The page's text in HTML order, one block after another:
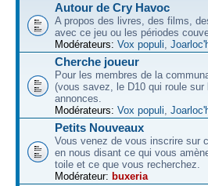
Autour de Cry Havoc
A propos des livres, des films,
avec ce jeu ou les périodes
Modérateurs: Vox populi,
Cherche joueur
Pour les membres de la
(vous savez, le D10 qui roule
annonces.
Modérateurs: Vox populi,
Petits Nouveaux
Vous venez de vous inscrire sur
en nous disant ce qui vous
toile et ce que vous recherchez.
Modérateur: buxeria